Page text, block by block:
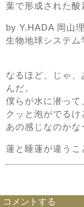
葉で形成された
by Y.HADA 岡
生物地球システ
なるほど、じゃ
んだ。
僕らが水に潜っ
クッと泡がでるけ
あの感じなのかな
蓮と睡蓮が違う
コメントする